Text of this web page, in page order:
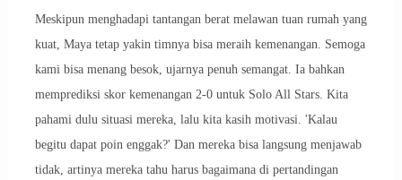
Meskipun menghadapi tantangan berat melawan tuan rumah yang
kuat, Maya tetap yakin timnya bisa meraih kemenangan. Semoga
kami bisa menang besok, ujarnya penuh semangat. Ia bahkan
memprediksi skor kemenangan 2-0 untuk Solo All Stars. Kita
pahami dulu situasi mereka, lalu kita kasih motivasi. 'Kalau
begitu dapat poin enggak?' Dan mereka bisa langsung menjawab
tidak, artinya mereka tahu harus bagaimana di pertandingan